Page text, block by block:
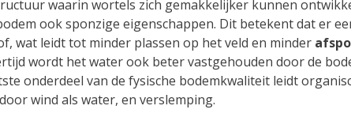
waarin wortels zich gemakkelijker kunnen
ook sponzige eigenschappen. Dit betekent dat er
wat leidt tot minder plassen op het veld en minder
wordt het water ook beter vastgehouden door de
onderdeel van de fysische bodemkwaliteit leidt
wind als water, en verslemping.